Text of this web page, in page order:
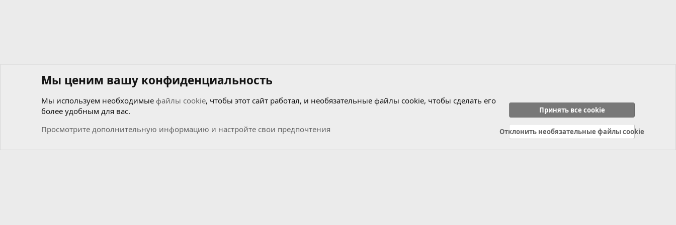
Форумы
Политика конфиденциальности Справка Главная
R
Мы ценим вашу конфиденциальность
Мы используем необходимые файлы cookie, чтобы этот сайт работал, и необязательные файлы cookie, чтобы сделать его
более удобным для вас.
Просмотрите дополнительную информацию и настройте свои предпочтения
Принять все cookie
Отклонить необязательные файлы cookie